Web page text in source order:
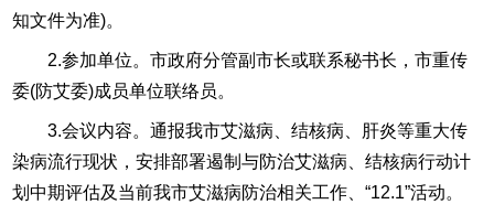
知文件为准)。
2.参加单位。市政府分管副市长或联系秘书长，市重传
委(防艾委)成员单位联络员。
3.会议内容。通报我市艾滋病、结核病、肝炎等重大传
染病流行现状，安排部署遏制与防治艾滋病、结核病行动计
划中期评估及当前我市艾滋病防治相关工作、“12.1”活动。